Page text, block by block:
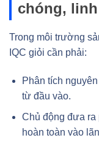
chóng,
Trong môi trường
IQC giỏi cần phải:
Phân tích
từ đầu vào.
Chủ động đưa
hoàn toàn vào